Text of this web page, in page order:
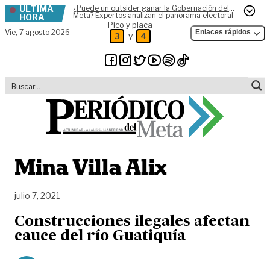
Skip to content
ÚLTIMA
HORA
¿Puede un outsider ganar la Gobernación del
Meta? Expertos analizan el panorama electoral
Vie, 7 agosto 2026
Pico y placa
3 y 4 Enlaces rápidos
Mina Villa Alix
julio 7, 2021
Construcciones ilegales afectan
cauce del río Guatiquía